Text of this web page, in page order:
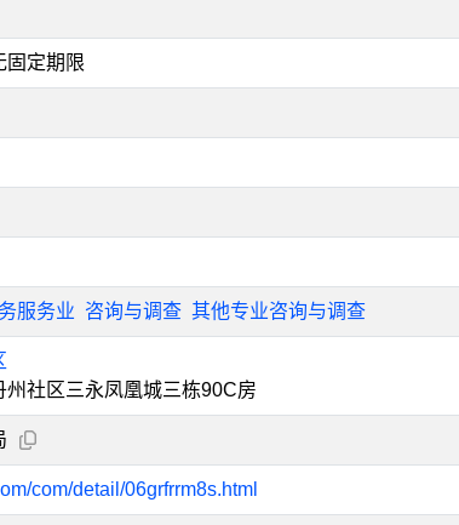
固定期限
服务业 咨询与调查 其他专业咨询与调查
州社区三永凤凰城三栋90C房
com/detail/06grfrrm8s.html